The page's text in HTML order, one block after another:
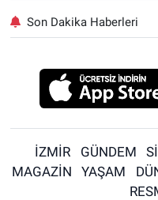
Son Dakika Haberleri
İZMİR GÜNDEM
MAGAZİN
YAŞAM